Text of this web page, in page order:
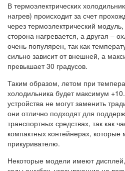
В термоэлектрических
нагрев) происходит за счет
через термоэлектрический
сторона нагревается, а другая –
очень популярен, так как
сильно зависит от внешней, а
превышает 30 градусов.
Таким образом, летом при
холодильника будет максимум
устройства не могут заменить
они отлично подходят для
транспортных средствах, так как
компактных контейнерах,
прикуривателю.
Некоторые модели имеют